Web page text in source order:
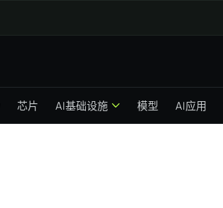
芯片 AI基础设施 模型 AI应用